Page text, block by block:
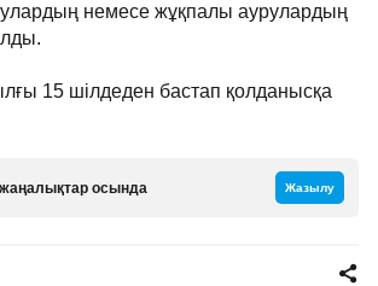
немесе жұқпалы аурулардың
15 шілдеден бастап қолданысқа
осында Жазылу